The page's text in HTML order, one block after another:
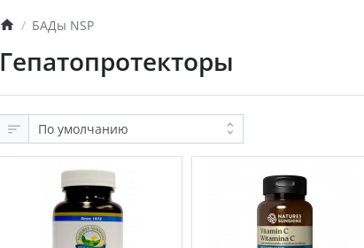
БАДы NSP
Гепатопротекторы